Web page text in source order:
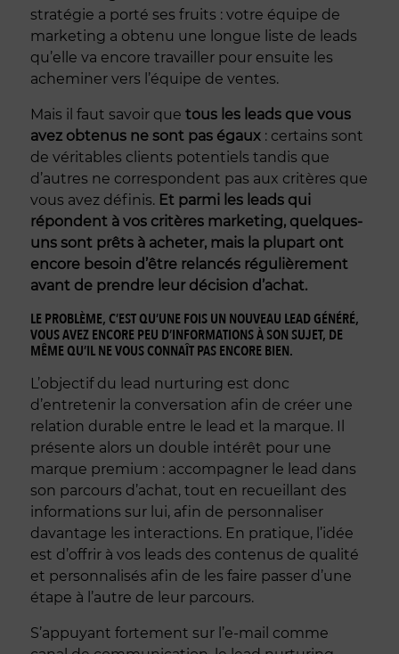
stratégie a porté ses fruits : votre équipe de
marketing a obtenu une longue liste de leads
qu’elle va encore travailler pour ensuite les
acheminer vers l’équipe de ventes.
Mais il faut savoir que tous les leads que vous
avez obtenus ne sont pas égaux: certains sont
de véritables clients potentiels tandis que
d’autres ne correspondent pas aux critères que
vous avez définis. Et parmi les leads qui
répondent à vos critères marketing, quelques-
uns sont prêts à acheter, mais la plupart ont
encore besoin d’être relancés régulièrement
avant de prendre leur décision d’achat.
LE PROBLÈME, C’EST QU’UNE FOIS UN NOUVEAU LEAD GÉNÉRÉ,
VOUS AVEZ ENCORE PEU D’INFORMATIONS À SON SUJET, DE
MÊME QU’IL NE VOUS CONNAÎT PAS ENCORE BIEN.
L’objectif du lead nurturing est donc
d’entretenir la conversation afin de créer une
relation durable entre le lead et la marque. Il
présente alors un double intérêt pour une
marque premium : accompagner le lead dans
son parcours d’achat, tout en recueillant des
informations sur lui, afin de personnaliser
davantage les interactions. En pratique, l’idée
est d’offrir à vos leads des contenus de qualité
et personnalisés afin de les faire passer d’une
étape à l’autre de leur parcours.
S’appuyant fortement sur l’e-mail comme